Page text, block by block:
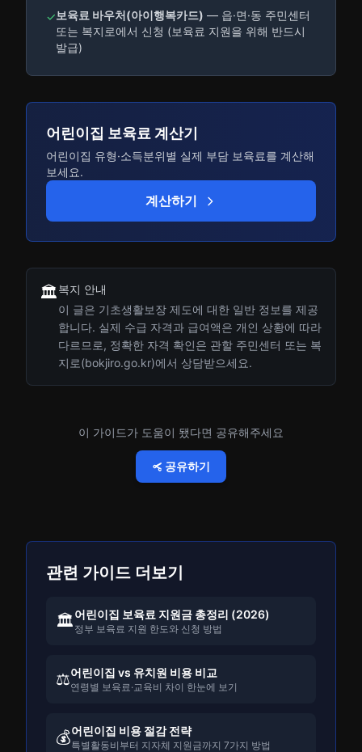
✓보육료 바우처(아이행복카드) — 읍·면·동 주민센터
또는 복지로에서 신청 (보육료 지원을 위해 반드시
발급)
어린이집 보육료 계산기
어린이집 유형·소득분위별 실제 부담 보육료를 계산해
보세요.
계산하기
🏛️복지 안내
이 글은 기초생활보장 제도에 대한 일반 정보를 제공
합니다. 실제 수급 자격과 급여액은 개인 상황에 따라
다르므로, 정확한 자격 확인은 관할 주민센터 또는 복
지로(bokjiro.go.kr)에서 상담받으세요.
이 가이드가 도움이 됐다면 공유해주세요
공유하기
관련 가이드 더보기
🏛️어린이집 보육료 지원금 총정리 (2026)
정부 보육료 지원 한도와 신청 방법
⚖️어린이집 vs 유치원 비용 비교
연령별 보육료·교육비 차이 한눈에 보기
💰어린이집 비용 절감 전략
특별활동비부터 지자체 지원금까지 7가지 방법